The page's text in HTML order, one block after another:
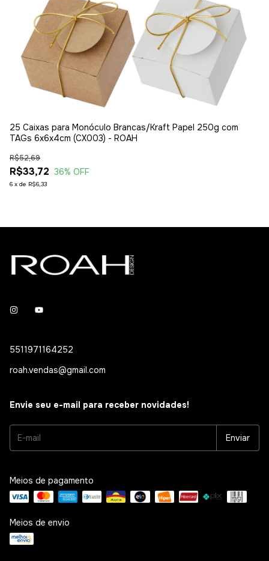
25 Caixas para Monóculo Brancas/Kraft Papel 250g com
TAGs 6x6x4cm (CX003) - ROAH
R$33,72
R$52,69
36% OFF
6 x de R$6,33
5511971164252
roah.vendas@gmail.com
Envie seu e-mail para receber novidades!
Meios de pagamento
Meios de envio